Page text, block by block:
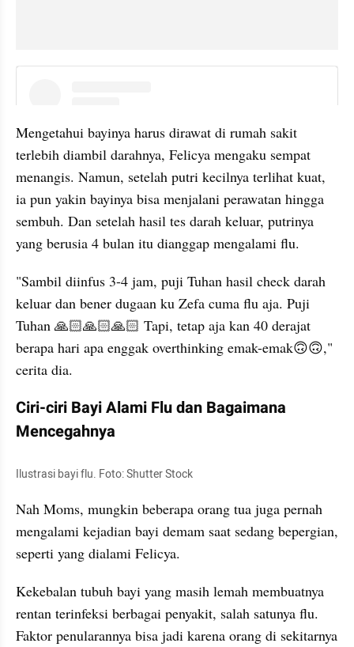
Mengetahui bayinya harus dirawat di rumah sakit
terlebih diambil darahnya, Felicya mengaku sempat
menangis. Namun, setelah putri kecilnya terlihat kuat,
ia pun yakin bayinya bisa menjalani perawatan hingga
sembuh. Dan setelah hasil tes darah keluar, putrinya
yang berusia 4 bulan itu dianggap mengalami flu.
"Sambil diinfus 3-4 jam, puji Tuhan hasil check darah
keluar dan bener dugaan ku Zefa cuma flu aja. Puji
Tuhan 🙏🏻🙏🏻🙏🏻 Tapi, tetap aja kan 40 derajat
berapa hari apa enggak overthinking emak-emak🙃🙃,"
cerita dia.
Ciri-ciri Bayi Alami Flu dan Bagaimana
Mencegahnya
Ilustrasi bayi flu. Foto: Shutter Stock
Nah Moms, mungkin beberapa orang tua juga pernah
mengalami kejadian bayi demam saat sedang bepergian,
seperti yang dialami Felicya.
Kekebalan tubuh bayi yang masih lemah membuatnya
rentan terinfeksi berbagai penyakit, salah satunya flu.
Faktor penularannya bisa jadi karena orang di sekitarnya